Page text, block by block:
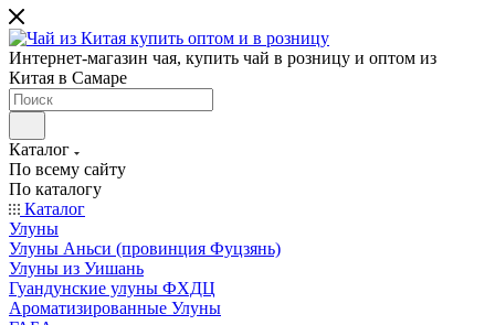
Интернет-магазин чая, купить чай в розницу и оптом из
Китая в Самаре
Каталог
По всему сайту
По каталогу
Каталог
Улуны
Улуны Аньси (провинция Фуцзянь)
Улуны из Уишань
Гуандунские улуны ФХДЦ
Ароматизированные Улуны